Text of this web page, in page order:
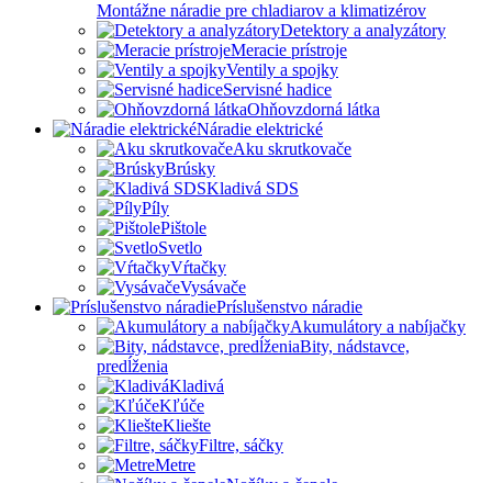
Montážne náradie pre chladiarov a klimatizérov
Detektory a analyzátory
Meracie prístroje
Ventily a spojky
Servisné hadice
Ohňovzdorná látka
Náradie elektrické
Aku skrutkovače
Brúsky
Kladivá SDS
Píly
Pištole
Svetlo
Vŕtačky
Vysávače
Príslušenstvo náradie
Akumulátory a nabíjačky
Bity, nádstavce,
predĺženia
Kladivá
Kľúče
Kliešte
Filtre, sáčky
Metre